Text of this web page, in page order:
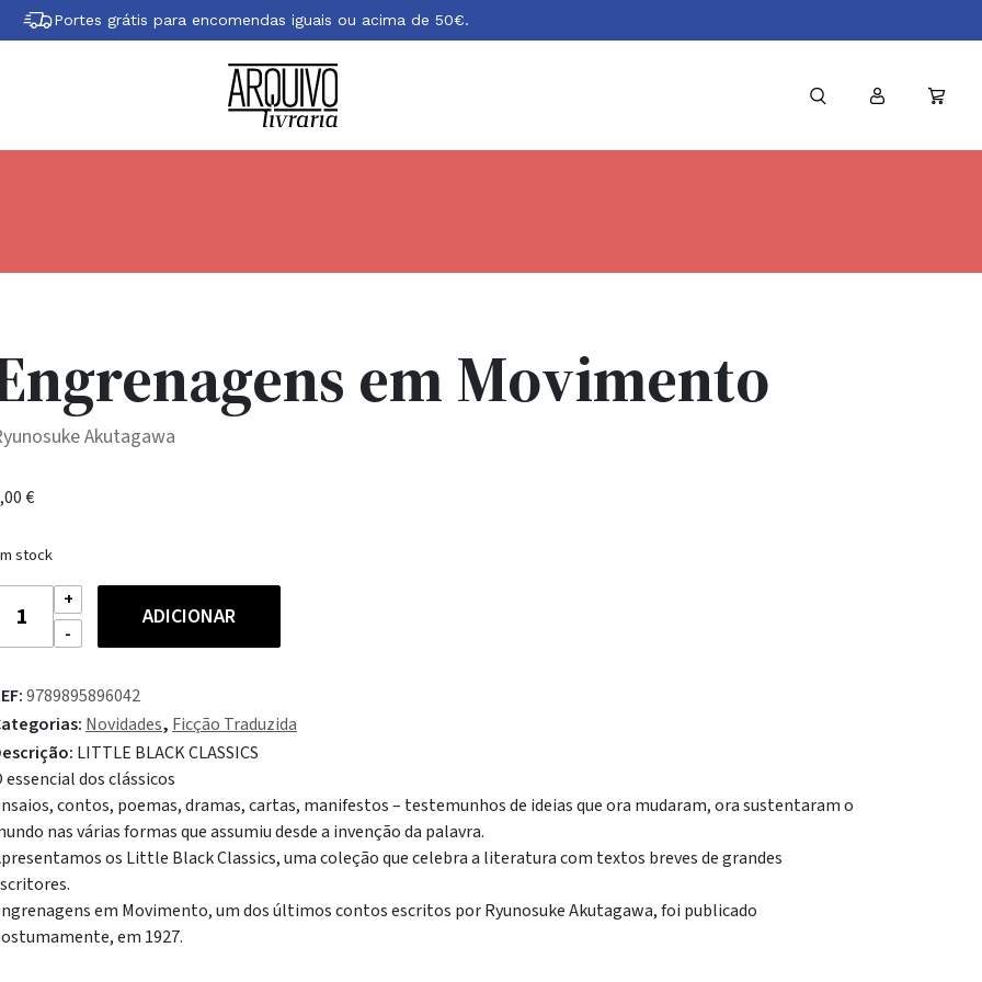
Portes grátis para encomendas iguais ou acima de 50€.
em Movimento
Akutagawa
€
stock
Quantidade
ADICIONAR
9789895896042
Novidades, Ficção Traduzida
LITTLE BLACK CLASSICS
essencial dos clássicos
contos, poemas, dramas, cartas, manifestos – testemunhos de ideias que ora mudaram, ora sustentaram o
nas várias formas que assumiu desde a invenção da palavra.
os Little Black Classics, uma coleção que celebra a literatura com textos breves de grandes
em Movimento, um dos últimos contos escritos por Ryunosuke Akutagawa, foi publicado
em 1927.